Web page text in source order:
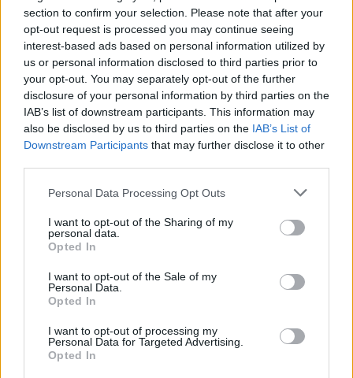
section to confirm your selection. Please note that after your
opt-out request is processed you may continue seeing
interest-based ads based on personal information utilized by
us or personal information disclosed to third parties prior to
your opt-out. You may separately opt-out of the further
disclosure of your personal information by third parties on the
IAB’s list of downstream participants. This information may
also be disclosed by us to third parties on the IAB’s List of
Downstream Participants that may further disclose it to other
Personal Data Processing Opt Outs
I want to opt-out of the Sharing of my
personal data.
Opted In
I want to opt-out of the Sale of my
Personal Data.
Opted In
I want to opt-out of processing my
Personal Data for Targeted Advertising.
Opted In
06 sierpnia 2026 | 09:48
Andrzej Lewek: potrzebujemy duszpasterstwa mężczyzn
06 sierpnia 2026 | 09:16
Wiślica: rozpoczęła się 45. Kielecka Piesza Pielgrzymka na Jasną
Górę
06 sierpnia 2026 | 09:08
Bp Milewski: Pielgrzymka jest żywym znakiem wiary Kościoła
Popularne